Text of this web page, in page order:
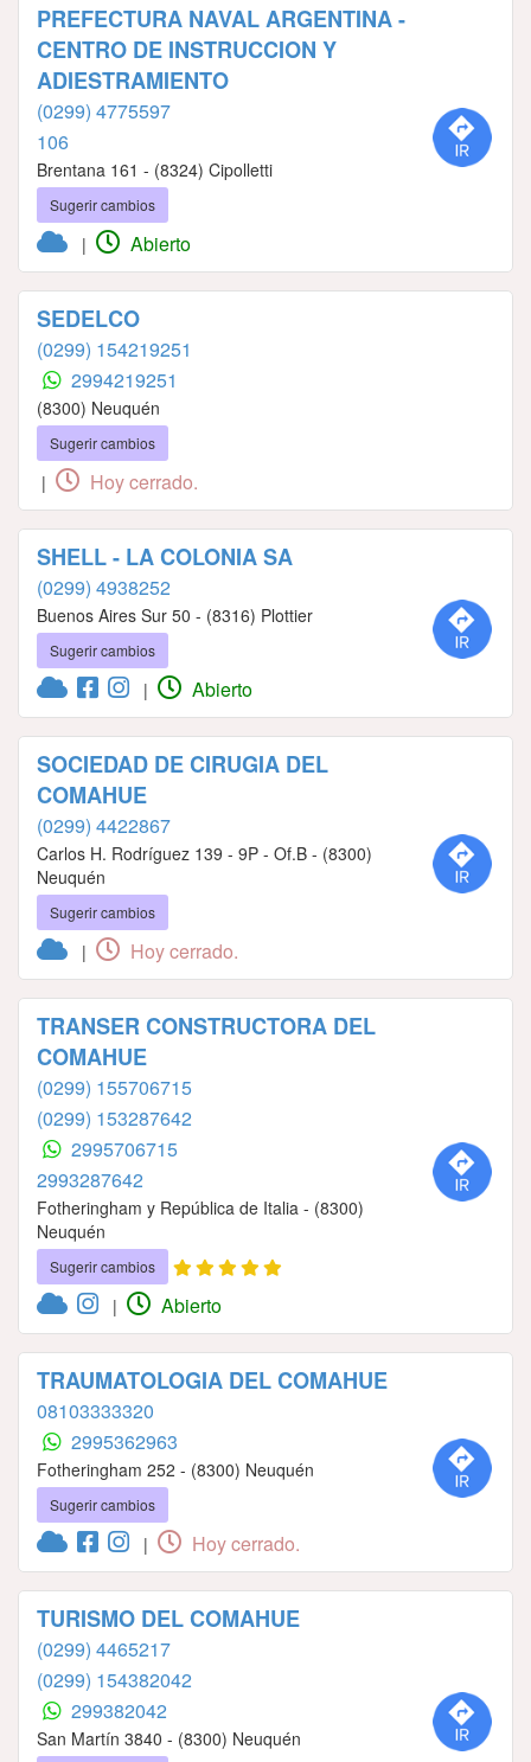
PREFECTURA NAVAL ARGENTINA -
CENTRO DE INSTRUCCION Y
ADIESTRAMIENTO
(0299) 4775597
106
Brentana 161 - (8324) Cipolletti
Sugerir cambios
| Abierto
SEDELCO
(0299) 154219251
2994219251
(8300) Neuquén
Sugerir cambios
| Hoy cerrado.
SHELL - LA COLONIA SA
(0299) 4938252
Buenos Aires Sur 50 - (8316) Plottier
Sugerir cambios
| Abierto
SOCIEDAD DE CIRUGIA DEL
COMAHUE
(0299) 4422867
Carlos H. Rodríguez 139 - 9P - Of.B - (8300)
Neuquén
Sugerir cambios
| Hoy cerrado.
TRANSER CONSTRUCTORA DEL
COMAHUE
(0299) 155706715
(0299) 153287642
2995706715
2993287642
Fotheringham y República de Italia - (8300)
Neuquén
Sugerir cambios
| Abierto
TRAUMATOLOGIA DEL COMAHUE
08103333320
2995362963
Fotheringham 252 - (8300) Neuquén
Sugerir cambios
| Hoy cerrado.
TURISMO DEL COMAHUE
(0299) 4465217
(0299) 154382042
299382042
San Martín 3840 - (8300) Neuquén